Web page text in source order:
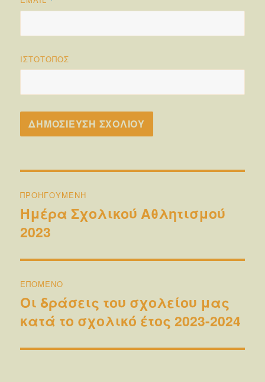
ΙΣΤΌΤΟΠΟΣ
άρθρων
ΠΡΟΗΓΟΎΜΕΝΗ
Προηγούμενο
άρθρο:
Ημέρα Σχολικού Αθλητισμού
2023
ΕΠΌΜΕΝΟ
Επόμενο
άρθρο:
Οι δράσεις του σχολείου μας
κατά το σχολικό έτος 2023-2024